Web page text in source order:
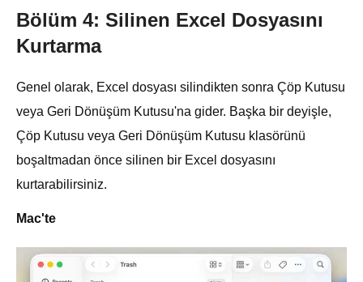
Bölüm 4: Silinen Excel Dosyasını
Kurtarma
Genel olarak, Excel dosyası silindikten sonra Çöp Kutusu
veya Geri Dönüşüm Kutusu'na gider. Başka bir deyişle,
Çöp Kutusu veya Geri Dönüşüm Kutusu klasörünü
boşaltmadan önce silinen bir Excel dosyasını
kurtarabilirsiniz.
Mac'te